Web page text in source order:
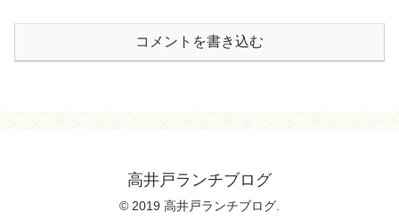
コメントを書き込む
高井戸ランチブログ
© 2019 高井戸ランチブログ.